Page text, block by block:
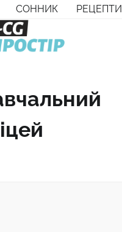
СОННИК РЕЦЕПТИ